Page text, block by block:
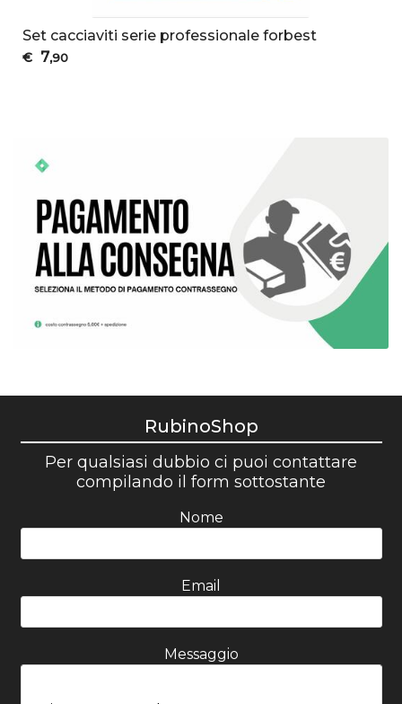
Set cacciaviti serie professionale forbest
€ 7,90
RubinoShop
Per qualsiasi dubbio ci puoi contattare
compilando il form sottostante
Nome
Email
Messaggio